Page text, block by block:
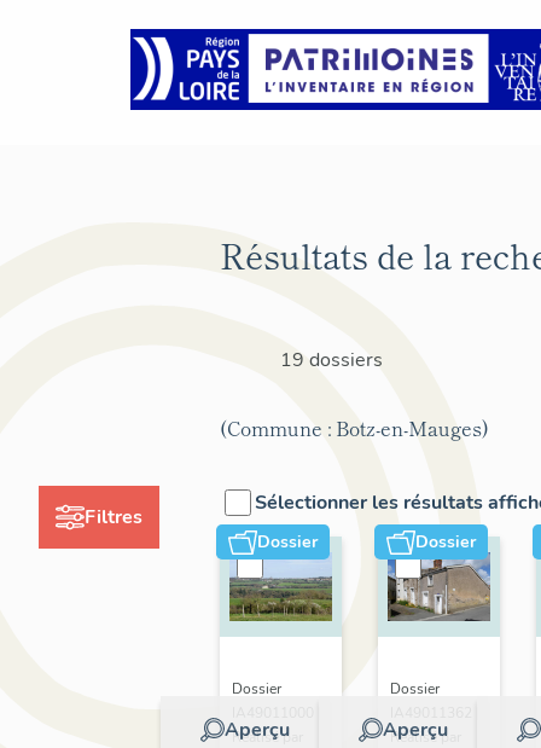
Filtres
Résultats de la
19 dossiers
(Commune : Botz-en-Mauges)
Sélectionner les résultats
Dossier
Aperçu
Dossier
Réalisé par
Dossier
Aperçu
Dossier
Réalisé par